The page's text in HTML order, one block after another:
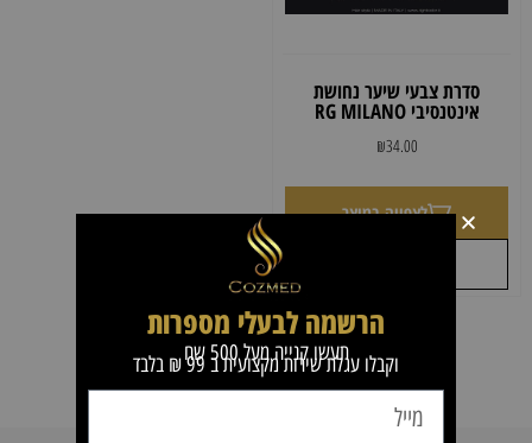
סדרת צבעי שיער נחושת
אינטנסיבי RG MILANO
₪34.00
לצפייה במוצר
הרשמה לבעלי מספרות
תעשו קנייה מעל 500 שח
וקבלו עגלת שירות מקצועית ב 99 ₪ בלבד